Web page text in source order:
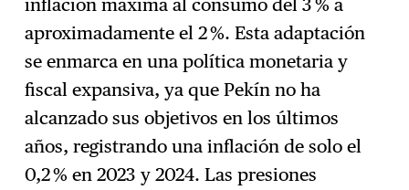
inflación máxima al consumo del 3 % a
aproximadamente el 2 %. Esta adaptación
se enmarca en una política monetaria y
fiscal expansiva, ya que Pekín no ha
alcanzado sus objetivos en los últimos
años, registrando una inflación de solo el
0,2 % en 2023 y 2024. Las presiones